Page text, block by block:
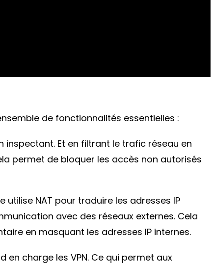
de fonctionnalités essentielles :
Et en filtrant le trafic réseau en
permet de bloquer les accès non autorisés
utilise NAT pour traduire les adresses IP
avec des réseaux externes. Cela
en masquant les adresses IP internes.
en charge les VPN. Ce qui permet aux